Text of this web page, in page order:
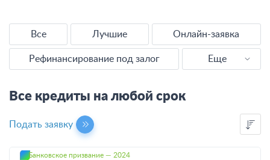
Все Лучшие Онлайн-заявка
Рефинансирование под залог
Еще
Наличными
Без справок
Все кредиты на любой срок
Подать заявку
Банковское призвание — 2024